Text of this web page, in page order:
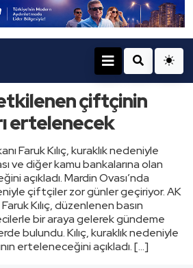
çiftçinin
ertelenecek
Faruk Kılıç, kuraklık nedeniyle
ve diğer kamu bankalarına olan
açıkladı. Mardin Ovası’nda
çiftçiler zor günler geçiriyor. AK
Kılıç, düzenlenen basın
bir araya gelerek gündeme
bulundu. Kılıç, kuraklık nedeniyle
erteleneceğini açıkladı. […]